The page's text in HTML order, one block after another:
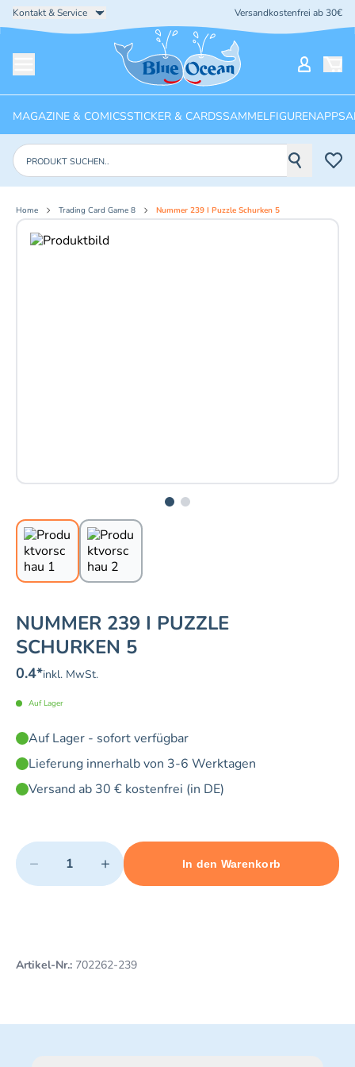
Kontakt & Service Versandkostenfrei ab 30€
Startseite
MAGAZINE & COMICSSTICKER & CARDSSAMMELFIGURENAPPS
Produkte suchen
Home Trading Card Game 8 Nummer 239 I Puzzle Schurken 5
Aktuelles Bild: 1 von 2
NUMMER 239 I PUZZLE
SCHURKEN 5
0.4*inkl. MwSt.
Auf Lager
Auf Lager - sofort verfügbar
Lieferung innerhalb von 3-6 Werktagen
Versand ab 30 € kostenfrei (in DE)
Quantity
− +
Minimum quantity: 1 Maximum quantity: 10
In den Warenkorb
Add 1 item to cart
Artikel-Nr.: 702262-239